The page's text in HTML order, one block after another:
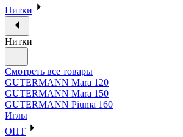
Нитки
Нитки
Смотреть все товары
GUTERMANN Mara 120
GUTERMANN Mara 150
GUTERMANN Piuma 160
Иглы
ОПТ